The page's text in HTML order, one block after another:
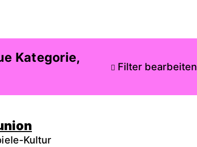
Kategorie,
Filter bearbeiten
Kultur